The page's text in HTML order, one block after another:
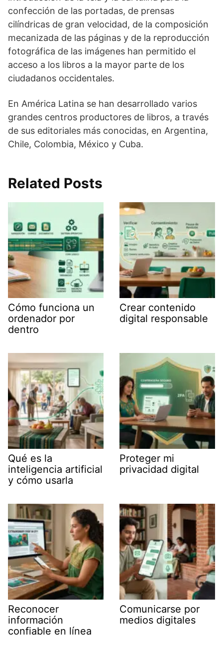
confección de las portadas, de prensas
cilíndricas de gran velocidad, de la composición
mecanizada de las páginas y de la reproducción
fotográfica de las imágenes han permitido el
acceso a los libros a la mayor parte de los
ciudadanos occidentales.
En América Latina se han desarrollado varios
grandes centros productores de libros, a través
de sus editoriales más conocidas, en Argentina,
Chile, Colombia, México y Cuba.
Related Posts
Cómo funciona un
ordenador por
dentro
Crear contenido
digital responsable
Qué es la
inteligencia artificial
y cómo usarla
Proteger mi
privacidad digital
Reconocer
información
confiable en línea
Comunicarse por
medios digitales